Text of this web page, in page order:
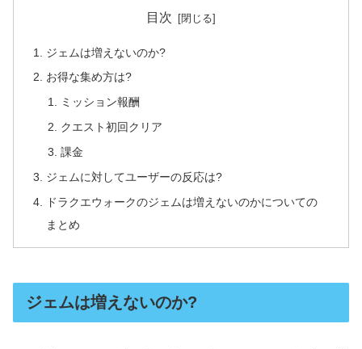
目次
ジェムは増えないのか?
お得な集め方は?
ミッション報酬
クエスト初回クリア
課金
ジェムに対してユーザーの反応は?
ドラクエウォークのジェムは増えないのかについての
まとめ
ジェムは増えないのか?